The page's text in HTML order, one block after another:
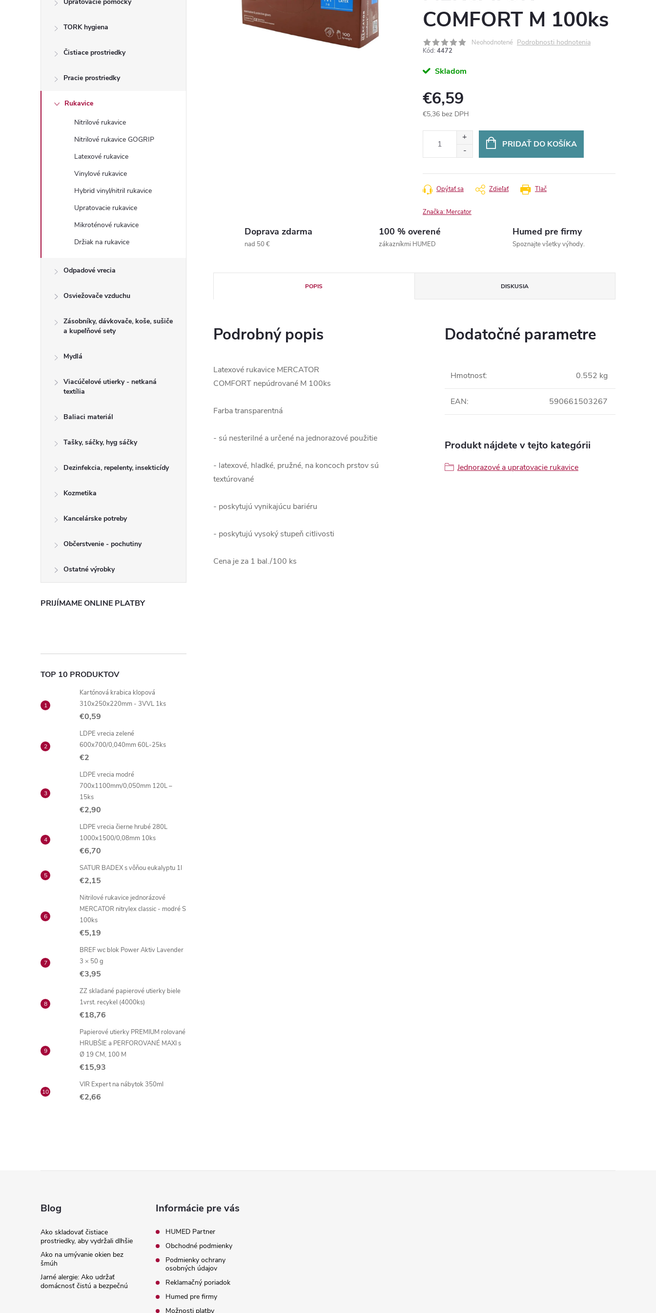
a
TORK hygiena
Čistiace prostriedky
Pracie prostriedky
Rukavice
Nitrilové rukavice
Nitrilové rukavice GOGRIP
Latexové rukavice
Vinylové rukavice
Hybrid vinyl/nitril rukavice
Upratovacie rukavice
Mikroténové rukavice
Držiak na rukavice
Odpadové vrecia
Osviežovače vzduchu
Zásobníky, dávkovače, koše, sušiče
a kupeľňové sety
Mydlá
Viacúčelové utierky - netkaná
textília
Baliaci materiál
Tašky, sáčky, hyg sáčky
Dezinfekcia, repelenty, insekticídy
Kozmetika
Kancelárske potreby
Občerstvenie - pochutiny
Ostatné výrobky
PRIJÍMAME ONLINE PLATBY
TOP 10 PRODUKTOV
Kartónová krabica klopová
310x250x220mm - 3VVL 1ks
€0,59
LDPE vrecia zelené
600x700/0,040mm 60L-25ks
€2
LDPE vrecia modré
700x1100mm/0,050mm 120L –
15ks
€2,90
LDPE vrecia čierne hrubé 280L
1000x1500/0,08mm 10ks
€6,70
SATUR BADEX s vôňou eukalyptu 1l
€2,15
Nitrilové rukavice jednorázové
MERCATOR nitrylex classic - modré S
100ks
€5,19
BREF wc blok Power Aktiv Lavender
3 × 50 g
€3,95
ZZ skladané papierové utierky biele
1vrst. recykel (4000ks)
€18,76
Papierové utierky PREMIUM rolované
HRUBŠIE a PERFOROVANÉ MAXI s
Ø 19 CM, 100 M
€15,93
VIR Expert na nábytok 350ml
€2,66
COMFORT M 100ks
Neohodnotené Podrobnosti hodnotenia
Kód: 4472
Skladom
€6,59
€5,36 bez DPH
PRIDAŤ DO KOŠÍKA
Tlač
Opýtať sa Zdieľať
Značka: Mercator
Doprava zdarma
nad 50 €
100 % overené
zákazníkmi HUMED
Humed pre firmy
Spoznajte všetky výhody.
POPIS DISKUSIA
Podrobný popis
Latexové rukavice MERCATOR
COMFORT nepúdrované M 100ks
Farba transparentná
- sú nesterilné a určené na jednorazové použitie
- latexové, hladké, pružné, na koncoch prstov sú
textúrované
- poskytujú vynikajúcu bariéru
- poskytujú vysoký stupeň citlivosti
Cena je za 1 bal./100 ks
Dodatočné parametre
Hmotnosť: 0.552 kg
EAN: 590661503267
Produkt nájdete v tejto kategórii
Jednorazové a upratovacie rukavice
Blog
Ako skladovať čistiace
prostriedky, aby vydržali dlhšie
Ako na umývanie okien bez
šmúh
Jarné alergie: Ako udržať
domácnosť čistú a bezpečnú
Informácie pre vás
HUMED Partner
Obchodné podmienky
Podmienky ochrany
osobných údajov
Reklamačný poriadok
Humed pre firmy
Možnosti platby